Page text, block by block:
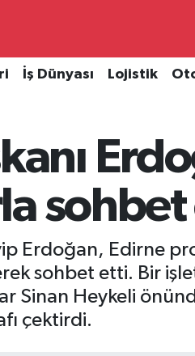
İş Dünyası Lojistik
Erdoğan, Edirne
sohbet etti. Bir
Sinan Heykeli
çektirdi.